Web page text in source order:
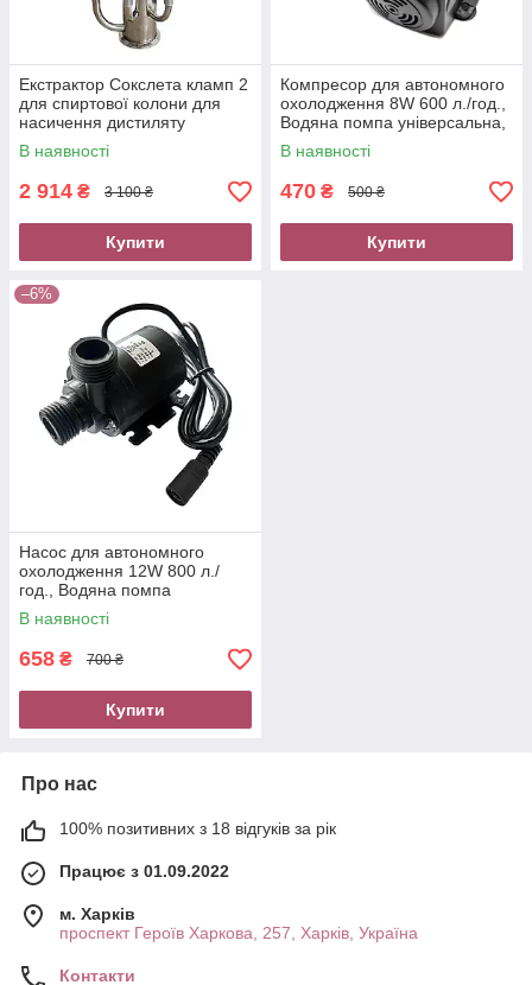
Екстрактор Сокслета кламп 2
для спиртової колони для
насичення дистиляту
ароматом
В наявності
2 914 ₴ 3 100 ₴
Купити
Компресор для автономного
охолодження 8W 600 л./год.,
Водяна помпа універсальна,
насос для перекачування
води
В наявності
470 ₴ 500 ₴
Купити
–6%
Насос для автономного
охолодження 12W 800 л./
год., Водяна помпа
універсальна, компресор для
перекачування води
В наявності
658 ₴ 700 ₴
Купити
Про нас
100% позитивних з 18 відгуків за рік
Працює з 01.09.2022
м. Харків
проспект Героїв Харкова, 257, Харків, Україна
Контакти